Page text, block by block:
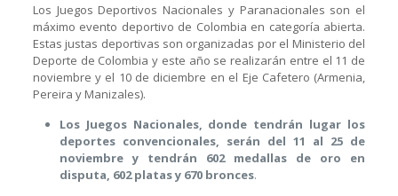
Los Juegos Deportivos Nacionales y Paranacionales son el
máximo evento deportivo de Colombia en categoría abierta.
Estas justas deportivas son organizadas por el Ministerio del
Deporte de Colombia y este año se realizarán entre el 11 de
noviembre y el 10 de diciembre en el Eje Cafetero (Armenia,
Pereira y Manizales).
Los Juegos Nacionales, donde tendrán lugar los
deportes convencionales, serán del 11 al 25 de
noviembre y tendrán 602 medallas de oro en
disputa, 602 platas y 670 bronces.